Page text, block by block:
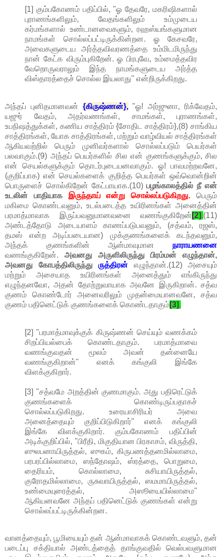
[1] கும்பகோணம் பதிப்பில், "ஓ தேவரே, மகரிஷிகளால்
புராணங்களிலும், வேதங்களிலும் உம்முடைய
கர்மங்களால் உண்டானவைகளும், ரஹஸ்யங்களுமான
நாமங்கள் சொல்லப்பட்டிருக்கின்றன. ஓ கேசவரே,
அவைகளுடைய அர்த்தவிவரணத்தை உம்மிடமிருந்து
நான் கேட்க விரும்புகிறேன். ஓ பிரபுவே, உம்மைத்தவிர
வேறொருவராலும் இந்த நாமங்களுடைய அர்த்த
விஸ்தாரத்தைச் சொல்ல இயலாது" என்றிருக்கிறது.
அந்தப் புனிதமானவன் {கிருஷ்ணன்},"ஓ! அர்ஜுனா, ரிக்வேதம்,
யஜுர் வேதம், அதர்வணங்கள், சாமங்கள், புராணங்கள்,
உபநிஷத்துக்கள், கணிய சாத்திரம் {சோதிட சாத்திரம்},(8) சாங்கிய
சாத்திரங்கள், யோக சாத்திரங்கள், மற்றும் வாழ்வியல் சாத்திரங்கள்
ஆகியவற்றில் பெரும் முனிவர்களால் சொல்லப்படும் பெயர்கள்
பலவாகும்.(9) அந்தப் பெயர்களில் சில என் குணங்களுக்கும், சில
என் செயல்களுக்கும் தொடர்புடையனவாகும். ஓ! பாவமற்றவனே,
(குறிப்பாக) என் செயல்களைக் குறித்த பெயர்கள் ஒவ்வொன்றின்
பொருளைச் சொல்கிறேன் கேட்பாயாக.(10)பழங்காலத்தில் நீ என்
உடலின் பாதியாக இருந்தாய் என்று சொல்லப்படுகிறது. பெரும்
மகிமை கொண்டவனும், உடல்படைத்த உயிரினங்கள் அனைத்தின்
பரமாத்மாவாக இருப்பவனுமானவனை வணங்குகிறேன் [2].(11)
அண்டத்தோடு அடையாளம் காணப்படுபவனும், (சத்வம், ரஜஸ்,
தமஸ் என்ற அடிப்படையான) முக்குணங்களைக் கடந்தவனும்,
அந்தக் குணங்களின் ஆன்மாவுமான நாராயணனை
வணங்குகிறேன். அவனது அருளிலிருந்து பிரம்மன் எழுந்தான்,
அவனது கோபத்திலிருந்து
ருத்திரன் எழுந்தான்.(12) அசையும்
மற்றும் அசையாத உயிரினங்கள் அனைத்தும் எங்கிருந்து
எழுந்தனவோ, அதன் தோற்றுவாயாக அவனே இருகிறான். சத்வ
குணம் கொண்டோர் அனைவரிலும் முதன்மையானவனே, சத்வ
குணம் பதினெட்டுக் குணங்களைக் கொண்டதாகும்[3].
[2] "பரமாத்மாவுக்குக் கிருஷ்ணன் செய்யும் வணக்கம்
சிறப்பியல்பைக் கொண்டதாகும். பரமாத்மாவை
வணங்குவதன் மூலம் அவன் தன்னையே
வணங்குகிறான்" எனக் கங்குலி இங்கே
விளக்குகிறார்.
[3] "சத்வமே அறத்தின் குணமாகும். அது பதிரெட்டுக்
குணங்களைக் கொண்டிருப்பதாகச்
சொல்லப்படுகிறது. உரையாசிரியர் அவை
அனைத்தையும் குறிப்பிடுகிறார்" எனக் கங்குலி
இங்கே விளக்குகிறார். கும்பகோணம் பதிப்பின்
அடிக்குறிப்பில், "பிரீதி, மிகுதியான பிரகாசம், விருத்தி,
ஸுலபனாயிருத்தல், ஸுகம், கிருபணத்தனமில்லாமை,
பரபரப்பில்லாமை, ஸந்தோஷம், ஸ்ரத்தை, பொறுமை,
தைரியம், கொல்லாமை, சுசியாயிருத்தல்,
குரோதமில்லாமை, ருசுவாயிருத்தல், ஸமமாயிருத்தல்,
உண்மையுரைத்தல், அஸூயையில்லாமை"
ஆகியனவனே அந்தப் பதினெட்டுக் குணங்கள் என்று
சொல்லப்பட்டிருக்கின்றன.
வானத்தையும், பூமியையும் தன் ஆன்மாவாகக் கொண்டவளும், தன்
படைப்பு சக்தியால் அண்டத்தைத் தாங்குவதில் வெல்பவளுமான